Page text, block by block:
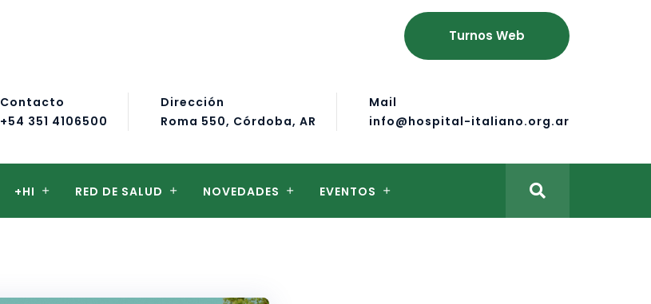
Turnos Web
Contacto
+54 351 4106500
Dirección
Roma 550, Córdoba, AR
Mail
info@hospital-italiano.org.ar
+HI RED DE SALUD NOVEDADES EVENTOS